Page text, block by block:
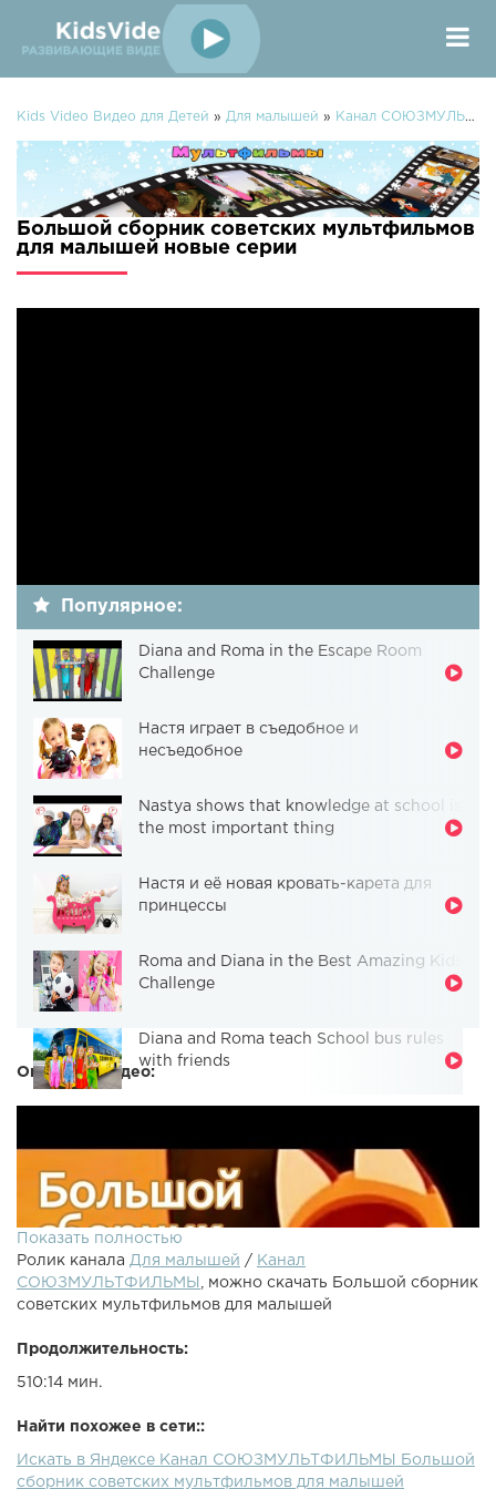
Kids Video Видео для Детей » Для малышей » Канал СОЮЗМУЛЬТФИЛЬМЫ
Большой сборник советских мультфильмов
для малышей новые серии
Популярное:
Diana and Roma in the Escape Room
Challenge
Настя играет в съедобное и
несъедобное
Nastya shows that knowledge at school is
the most important thing
Настя и её новая кровать-карета для
принцессы
Roma and Diana in the Best Amazing Kids
Challenge
Diana and Roma teach School bus rules
with friends
Описание видео:
Большой сборник советских мультфильмов для
Показать полностью
Ролик канала Для малышей / Канал
СОЮЗМУЛЬТФИЛЬМЫ
, можно скачать Большой сборник
советских мультфильмов для малышей
Продолжительность:
510:14 мин.
Найти похожее в сети::
Искать в Яндексе Канал СОЮЗМУЛЬТФИЛЬМЫ Большой
сборник советских мультфильмов для малышей